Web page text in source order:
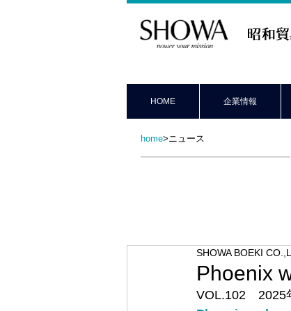
昭和貿易株式会
HOME 企業情報
home>ニュース
Phoenix
SHOWA BOEKI
VOL.102　2025